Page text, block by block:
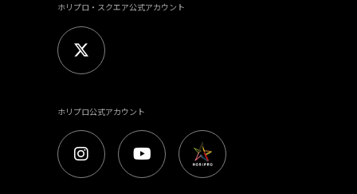
ホリプロ・スクエア公式アカウント
ホリプロ公式アカウント